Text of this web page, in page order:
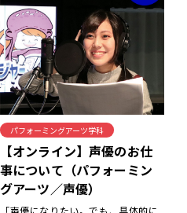
パフォーミングアーツ学科
【オンライン】声優のお仕
事について（パフォーミン
グアーツ／声優）
「声優になりたい。でも、具体的に